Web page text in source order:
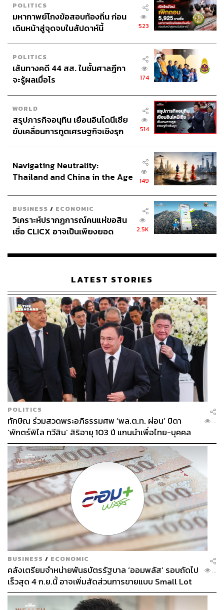
POLITICS
มหากาพย์โกงข้อสอบท้องถิ่น ก่อน
เดินหน้าสู่จุดจบในสัปดาห์นี้
523
POLITICS
เส้นทางคดี 44 สส. ในชั้นศาลฎีกา
จะรู้ผลเมื่อไร
174
WORLD
สรุปภารกิจอนุทิน เยือนอินโดนีเซีย
ขับเคลื่อนการทูตเศรษฐกิจเชิงรุก
514
Navigating Neutrality:
Thailand and China in the Age
149
BUSINESS / ECONOMIC
วิเคราะห์ปรากฏการณ์คนแห่ขอสิน
เชื่อ CLICX อาจเป็นเพียงยอด
เรือนไทยที่ถูกซุกไว้
2.5K
LATEST STORIES
POLITICS
ทักษิณ ร่วมสวดพระอภิธรรมศพ ‘พล.ต.ท. ผ่อน’ บิดา
‘พักตร์พิไล ทวีสิน’ สิริอายุ 103 ปี แกนนำเพื่อไทย-บุคคล
หลากวงการร่วมอาลัย
...
BUSINESS / ECONOMIC
คลังเตรียมจำหน่ายพันธบัตรรัฐบาล ‘ออมพลัส’ รอบถัดไป
เร็วสุด 4 ก.ย.นี้ อาจเพิ่มสัดส่วนการขายแบบ Small Lot
First มากขึ้น
...